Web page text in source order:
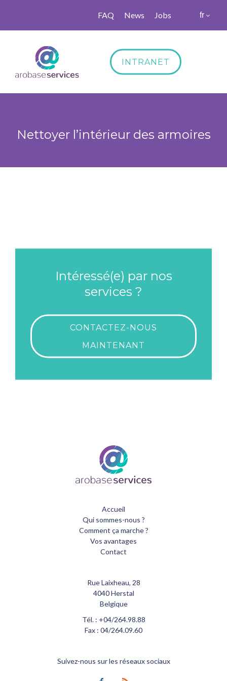
FAQ News Jobs fr
INTRANET
Nettoyer l’intérieur des armoires
Intéressé(e) par nos
services ?
CONTACTEZ-NOUS
MAINTENANT
Accueil
Qui sommes-nous ?
Comment ça marche ?
Vos avantages
Contact
Rue Laixheau, 28
4040 Herstal
Belgique
Tél. : +04/264.98.88
Fax : 04/264.09.60
Suivez-nous sur les réseaux sociaux